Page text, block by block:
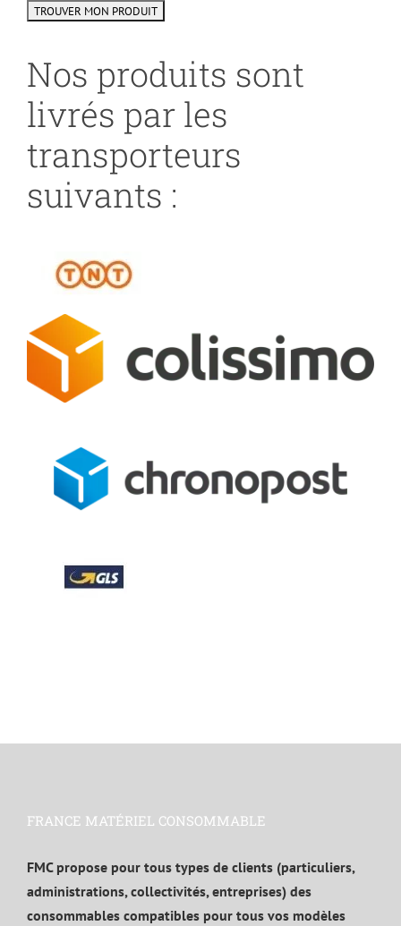
Nos produits sont
livrés par les
transporteurs
suivants :
FRANCE MATÉRIEL CONSOMMABLE
FMC propose pour tous types de clients (particuliers,
administrations, collectivités, entreprises) des
consommables compatibles pour tous vos modèles